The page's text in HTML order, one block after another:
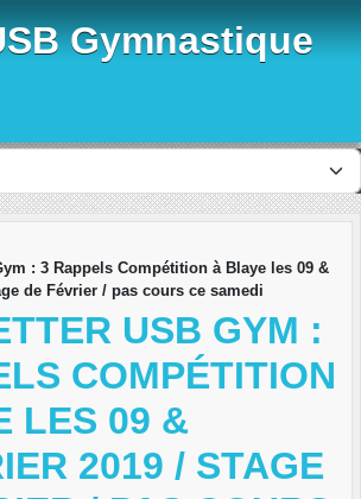
Gymnastique
: 3 Rappels Compétition à Blaye les 09 &
de Février / pas cours ce samedi
USB GYM :
COMPÉTITION
LES 09 &
2019 / STAGE
cookies